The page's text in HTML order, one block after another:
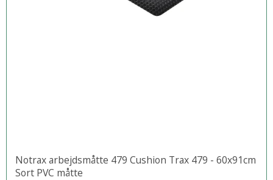
Notrax arbejdsmåtte 479 Cushion Trax 479 - 60x91cm
Sort PVC måtte